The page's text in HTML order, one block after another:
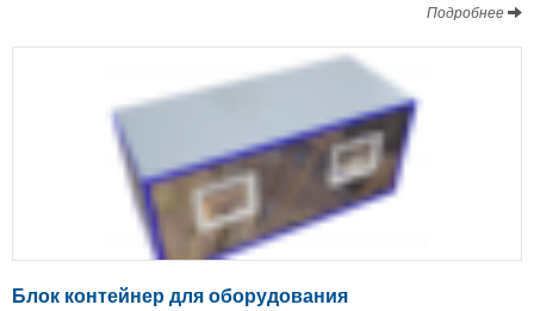
Подробнее
Блок контейнер для оборудования